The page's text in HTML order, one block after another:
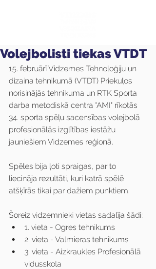
Volejbolisti tiekas VTDT
15. februārī Vidzemes Tehnoloģiju un
dizaina tehnikumā (VTDT) Priekuļos
norisinājās tehnikuma un RTK Sporta
darba metodiskā centra "AMI" rīkotās
34. sporta spēļu sacensības volejbolā
profesionālās izglītības iestāžu
jauniešiem Vidzemes reģionā.
Spēles bija ļoti spraigas, par to
liecināja rezultāti, kuri katrā spēlē
atšķīrās tikai par dažiem punktiem.
Šoreiz vidzemnieki vietas sadalīja šādi:
1. vieta - Ogres tehnikums
2. vieta - Valmieras tehnikums
3. vieta - Aizkraukles Profesionālā
vidusskola